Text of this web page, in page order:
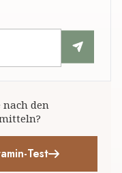
nach den
Test